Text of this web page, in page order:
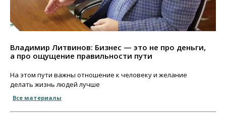
Владимир Литвинов: Бизнес — это не про деньги,
а про ощущение правильности пути
На этом пути важны отношение к человеку и желание
делать жизнь людей лучше
Все материалы